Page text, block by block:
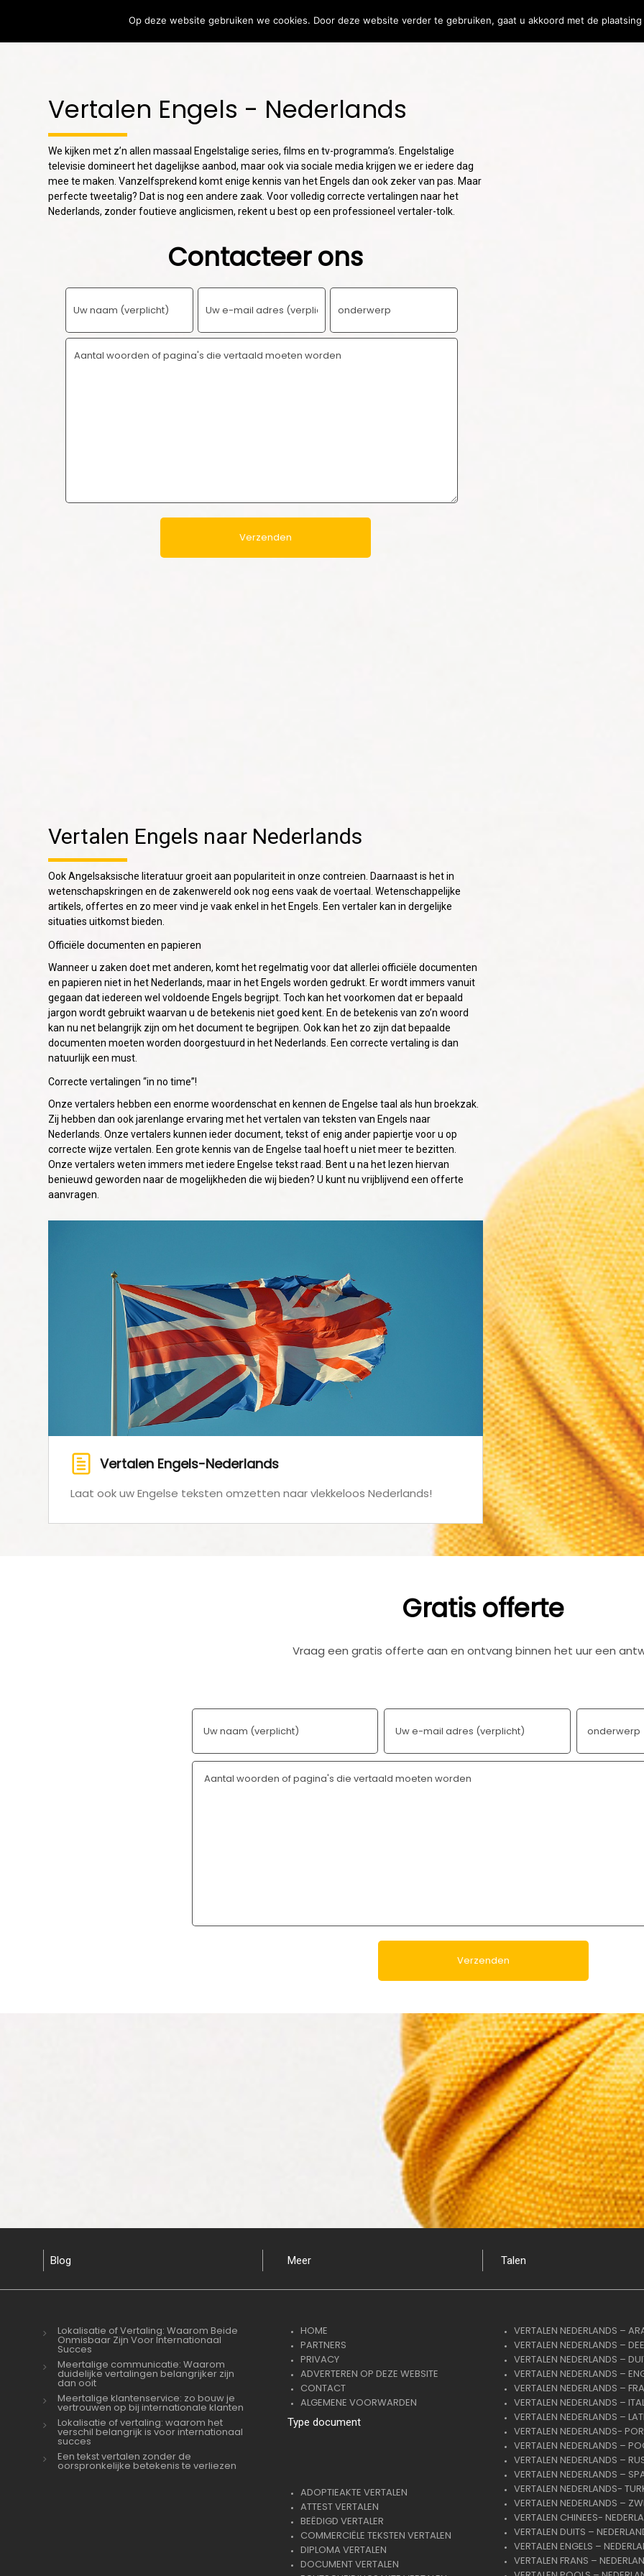
7
WAAROM BEIDE
ONMISBAAR ZIJN
VOOR
INTERNATIONAAL
SUCCES
31
WAAROM DUIDELIJKE
VERTALINGEN
BELANGRIJKER ZIJN
DAN OOIT
24
HET VERSCHIL
BELANGRIJK IS VOOR
SUCCES
17
Vertalen Vertaler Vertaalsoftware
Vertalen Engels - Nederlands
We kijken met z’n allen massaal Engelstalige series, films en tv-programma’s. Engelstalige
televisie domineert het dagelijkse aanbod, maar ook via sociale media krijgen we er iedere dag
mee te maken. Vanzelfsprekend komt enige kennis van het Engels dan ook zeker van pas. Maar
perfecte tweetalig? Dat is nog een andere zaak. Voor volledig correcte vertalingen naar het
Nederlands, zonder foutieve anglicismen, rekent u best op een professioneel vertaler-tolk.
Contacteer ons
Vertalen Engels naar Nederlands
Ook Angelsaksische literatuur groeit aan populariteit in onze contreien. Daarnaast is het in
wetenschapskringen en de zakenwereld ook nog eens vaak de voertaal. Wetenschappelijke
artikels, offertes en zo meer vind je vaak enkel in het Engels. Een vertaler kan in dergelijke
situaties uitkomst bieden.
Officiële documenten en papieren
Wanneer u zaken doet met anderen, komt het regelmatig voor dat allerlei officiële documenten
en papieren niet in het Nederlands, maar in het Engels worden gedrukt. Er wordt immers vanuit
gegaan dat iedereen wel voldoende Engels begrijpt. Toch kan het voorkomen dat er bepaald
jargon wordt gebruikt waarvan u de betekenis niet goed kent. En de betekenis van zo’n woord
kan nu net belangrijk zijn om het document te begrijpen. Ook kan het zo zijn dat bepaalde
documenten moeten worden doorgestuurd in het Nederlands. Een correcte vertaling is dan
natuurlijk een must.
Correcte vertalingen “in no time”!
Onze vertalers hebben een enorme woordenschat en kennen de Engelse taal als hun broekzak.
Zij hebben dan ook jarenlange ervaring met het vertalen van teksten van Engels naar
Nederlands. Onze vertalers kunnen ieder document, tekst of enig ander papiertje voor u op
correcte wijze vertalen. Een grote kennis van de Engelse taal hoeft u niet meer te bezitten.
Onze vertalers weten immers met iedere Engelse tekst raad. Bent u na het lezen hiervan
benieuwd geworden naar de mogelijkheden die wij bieden? U kunt nu vrijblijvend een offerte
aanvragen.
Vertalen Engels-Nederlands
Laat ook uw Engelse teksten omzetten naar vlekkeloos Nederlands!
Gratis offerte
Vraag een gratis offerte aan en ontvang binnen het uur een
Blog
Lokalisatie of Vertaling: Waarom Beide
Onmisbaar Zijn Voor Internationaal
Succes
Meertalige communicatie: Waarom
duidelijke vertalingen belangrijker zijn
dan ooit
Meertalige klantenservice: zo bouw je
vertrouwen op bij internationale klanten
Lokalisatie of vertaling: waarom het
verschil belangrijk is voor internationaal
succes
Een tekst vertalen zonder de
oorspronkelijke betekenis te verliezen
Meer
HOME
PARTNERS
PRIVACY
ADVERTEREN OP DEZE WEBSITE
CONTACT
ALGEMENE VOORWARDEN
Type document
ADOPTIEAKTE VERTALEN
ATTEST VERTALEN
BEËDIGD VERTALER
COMMERCIËLE TEKSTEN VERTALEN
DIPLOMA VERTALEN
DOCUMENT VERTALEN
Talen
VERTALEN NEDERLANDS –
VERTALEN NEDERLANDS –
VERTALEN NEDERLANDS –
VERTALEN NEDERLANDS –
VERTALEN NEDERLANDS –
VERTALEN NEDERLANDS –
VERTALEN NEDERLANDS –
VERTALEN NEDERLANDS-
VERTALEN NEDERLANDS –
VERTALEN NEDERLANDS –
VERTALEN NEDERLANDS –
VERTALEN NEDERLANDS-
VERTALEN NEDERLANDS –
VERTALEN CHINEES-
VERTALEN DUITS –
VERTALEN ENGELS –
VERTALEN FRANS –
Op deze website gebruiken we cookies. Door deze website verder te gebruiken, gaat u akkoord met de plaatsing